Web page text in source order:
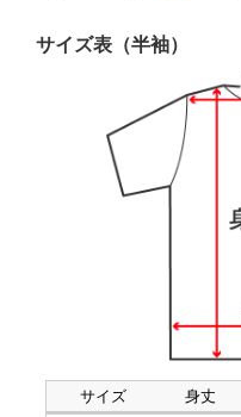
サイズ表（半袖）
サイズ 身丈